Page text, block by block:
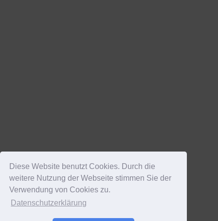
Diese Website benutzt Cookies. Durch die
weitere Nutzung der Webseite stimmen Sie der
Verwendung von Cookies zu.
Datenschutzerklärung